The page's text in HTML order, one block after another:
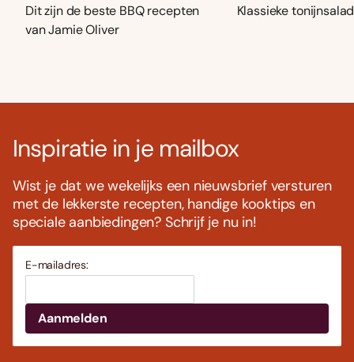
Dit zijn de beste BBQ recepten
van Jamie Oliver
Klassieke
Inspiratie in je mailbox
Wist je dat we wekelijks een nieuwsbrief versturen
met de lekkerste recepten, handige kooktips en
speciale aanbiedingen? Schrijf je nu in!
E-mailadres: